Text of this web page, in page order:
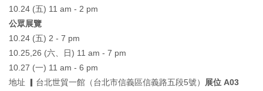
10.24 (五) 11 am - 2 pm
公眾展覽
10.24 (五) 2 - 7 pm
10.25,26 (六、日) 11 am - 7 pm
10.27 (一) 11 am - 6 pm
地址 ▎ 台北世貿一館（台北市信義區信義路五段5號） 展位 A03